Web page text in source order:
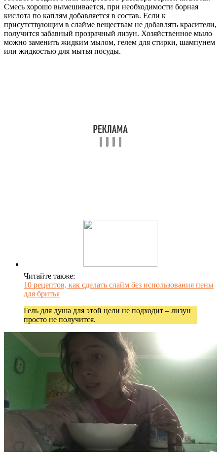
Смесь хорошо вымешивается, при необходимости борная
кислота по каплям добавляется в состав. Если к
присутствующим в слайме веществам не добавлять красители,
получится забавный прозрачный лизун. Хозяйственное мыло
можно заменить жидким мылом, гелем для стирки, шампунем
или жидкостью для мытья посуды.
Читайте также:
10 рецептов, как сделать слайм без использования пены
для бритья
Гель для душа для этой цели не подходит – лизун
просто не получится.